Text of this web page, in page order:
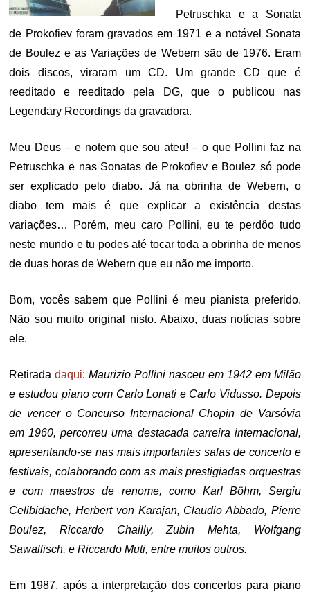
Petruschka e a Sonata
de Prokofiev foram gravados em 1971 e a notável Sonata
de Boulez e as Variações de Webern são de 1976. Eram
dois discos, viraram um CD. Um grande CD que é
reeditado e reeditado pela DG, que o publicou nas
Legendary Recordings da gravadora.
Meu Deus – e notem que sou ateu! – o que Pollini faz na
Petruschka e nas Sonatas de Prokofiev e Boulez só pode
ser explicado pelo diabo. Já na obrinha de Webern, o
diabo tem mais é que explicar a existência destas
variações… Porém, meu caro Pollini, eu te perdôo tudo
neste mundo e tu podes até tocar toda a obrinha de menos
de duas horas de Webern que eu não me importo.
Bom, vocês sabem que Pollini é meu pianista preferido.
Não sou muito original nisto. Abaixo, duas notícias sobre
ele.
Retiradadaqui:Maurizio Pollini nasceu em 1942 em Milão
e estudou piano com Carlo Lonati e Carlo Vidusso. Depois
de vencer o Concurso Internacional Chopin de Varsóvia
em 1960, percorreu uma destacada carreira internacional,
apresentando-se nas mais importantes salas de concerto e
festivais, colaborando com as mais prestigiadas orquestras
e com maestros de renome, como Karl Böhm, Sergiu
Celibidache, Herbert von Karajan, Claudio Abbado, Pierre
Boulez, Riccardo Chailly, Zubin Mehta, Wolfgang
Sawallisch, e Riccardo Muti, entre muitos outros.
Em 1987, após a interpretação dos concertos para piano